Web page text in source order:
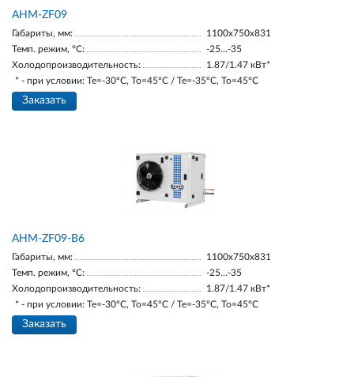
AНM-ZF09
Габариты, мм:
1100х750х831
Темп. режим, °С:
-25…-35
Холодопроизводительность:
1.87/1.47 кВт*
* - при условии: Te=-30ºC, To=45ºC / Te=-35ºC, To=45ºC
Заказать
AНM-ZF09-В6
Габариты, мм:
1100х750х831
Темп. режим, °С:
-25…-35
Холодопроизводительность:
1.87/1.47 кВт*
* - при условии: Te=-30ºC, To=45ºC / Te=-35ºC, To=45ºC
Заказать